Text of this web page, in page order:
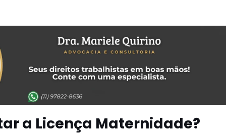
a Licença Maternidade?